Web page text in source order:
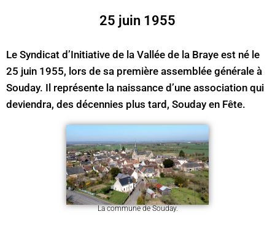
25 juin 1955
Le Syndicat d’Initiative de la Vallée de la Braye est né le
25 juin 1955, lors de sa première assemblée générale à
Souday. Il représente la naissance d’une association qui
deviendra, des décennies plus tard, Souday en Fête.
La commune de Souday.